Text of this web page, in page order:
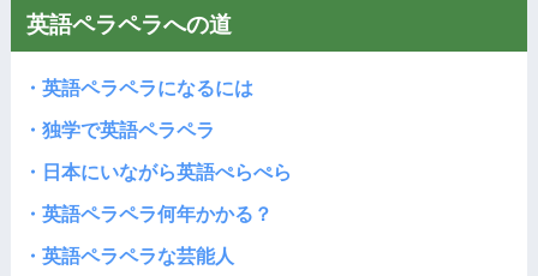
英語ペラペラへの道
・英語ペラペラになるには
・独学で英語ペラペラ
・日本にいながら英語ぺらぺら
・英語ペラペラ何年かかる？
・英語ペラペラな芸能人